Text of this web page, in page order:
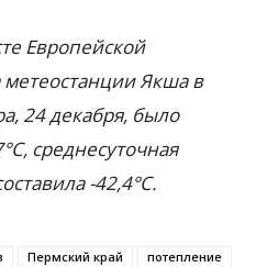
Европейской
метеостанции Якша в
24 декабря, было
среднесуточная
-42,4°С.
Пермский край потепление